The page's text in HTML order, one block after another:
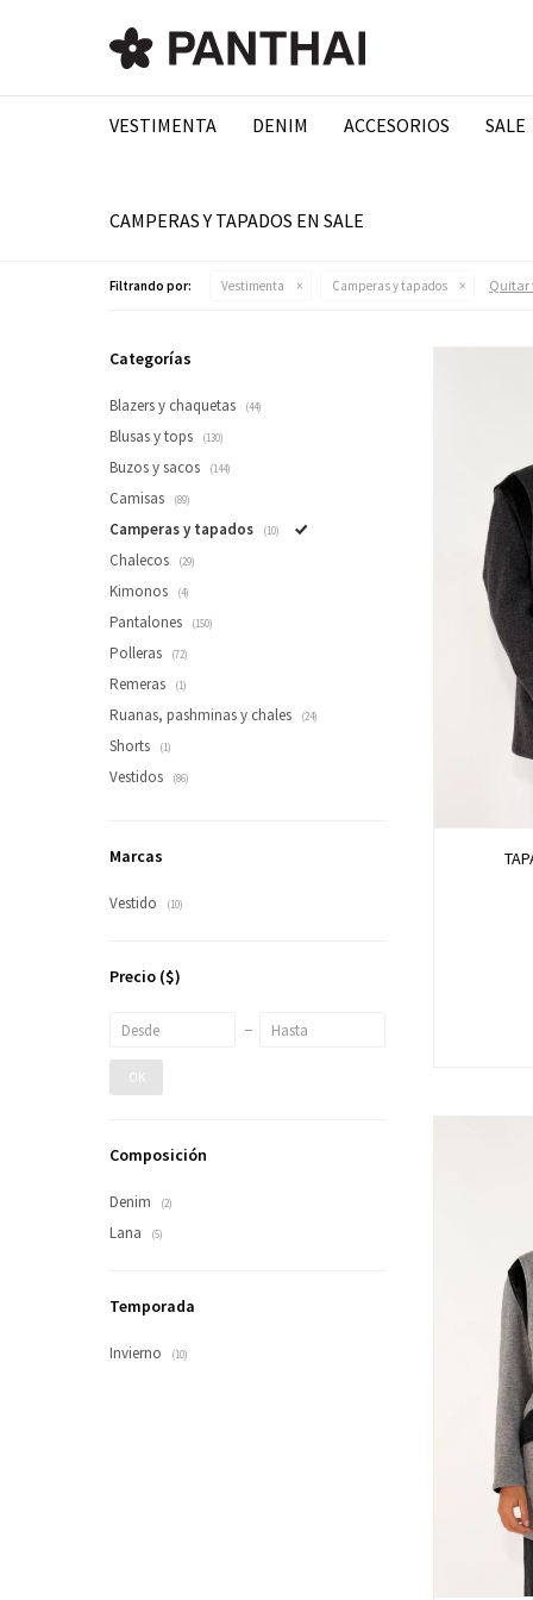
VESTIMENTA DENIM ACCESORIOS SALE
CAMPERAS Y TAPADOS EN SALE
Filtrando por: Vestimenta Camperas y tapados Quitar
Categorías
Blazers y chaquetas (44)
Blusas y tops (130)
Buzos y sacos (144)
Camisas (89)
Camperas y tapados (10)
Chalecos (29)
Kimonos (4)
Pantalones (150)
Polleras (72)
Remeras (1)
Ruanas, pashminas y chales (24)
Shorts (1)
Vestidos (86)
Marcas
Vestido (10)
Precio ($)
OK
Composición
Denim (2)
Lana (5)
Temporada
Invierno (10)